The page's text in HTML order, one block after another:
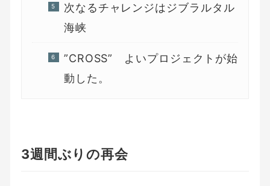
次なるチャレンジはジブラルタル
海峡
”CROSS” よいプロジェクトが始
動した。
3週間ぶりの再会